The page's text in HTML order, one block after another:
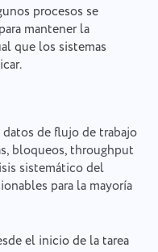
procesos se
mantener la
que los sistemas
datos de flujo de trabajo
bloqueos, throughput
sistemático del
para la mayoría
el inicio de la tarea